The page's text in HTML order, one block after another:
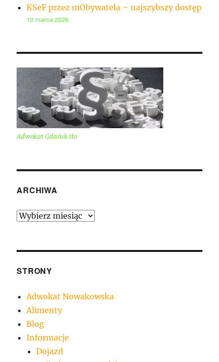
KSeF przez mObywatela – najszybszy dostęp
13 marca 2026
Adwokat Gdańsk tło
ARCHIWA
Archiwa
STRONY
Adwokat Nowakowska
Alimenty
Blog
Informacje
Dojazd